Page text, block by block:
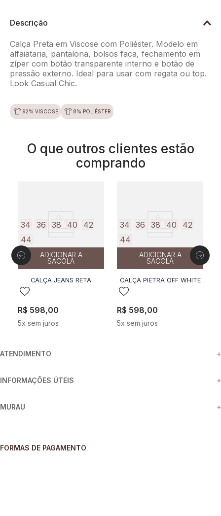
Descrição
Calça Preta em Viscose com Poliéster. Modelo em
alfaiataria, pantalona, bolsos faca, fechamento em
zíper com botão transparente interno e botão de
pressão externo. Ideal para usar com regata ou top.
Look Casual Chic.
92% VISCOSE 8% POLIÉSTER
O que outros clientes estão
comprando
34 36 38 40
42
44
ADICIONAR A
SACOLA
CALÇA JEANS RETA
R$ 598,00
5x sem juros
34 36 38 40
42
44
ADICIONAR A
SACOLA
CALÇA PIETRA OFF WHITE
R$ 598,00
5x sem juros
ATENDIMENTO +
INFORMAÇÕES ÚTEIS +
MURAU +
FORMAS DE PAGAMENTO